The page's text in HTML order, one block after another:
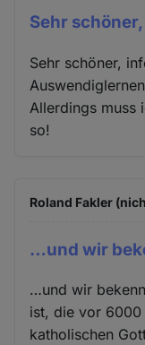
Sehr
Sehr schöner,
Allerdings muss
so!
Roland Fakler
…und wir
…und wir
ist, die vor 6000
katholischen